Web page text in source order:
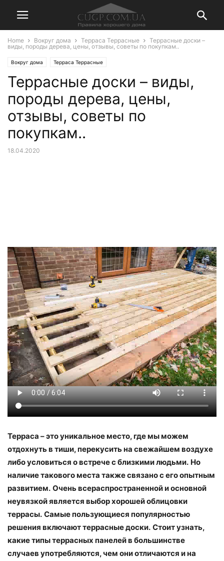
Home Вокруг дома Терраса Террасные
Террасные доски –
виды, породы дерева, цены, отзывы, советы по покупкам..
Вокруг дома Терраса Террасные
Террасные доски – виды,
породы дерева, цены,
отзывы, советы по
покупкам..
18.04.2020
Терраса – это уникальное место, где мы можем
отдохнуть в тиши, перекусить на свежайшем воздухе
либо условиться о встрече с близкими людьми. Но
наличие такового места также связано с его опытным
развитием. Очень всераспространенной и основной
неувязкой является выбор хорошей облицовки
террасы. Самые пользующиеся популярностью
решения включают террасные доски. Стоит узнать,
какие типы террасных панелей в большинстве
случаев употребляются, чем они отличаются и на